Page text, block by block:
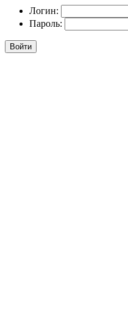
Логин:
Пароль:
Войти